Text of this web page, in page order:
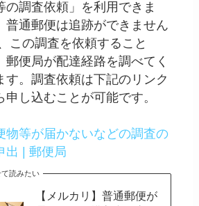
の調査依頼」を利用できま
普通郵便は追跡ができません
この調査を依頼すること
郵便局が配達経路を調べてく
す。調査依頼は下記のリンク
申し込むことが可能です。
物等が届かないなどの調査の
出 | 郵便局
て読みたい
【メルカリ】普通郵便が